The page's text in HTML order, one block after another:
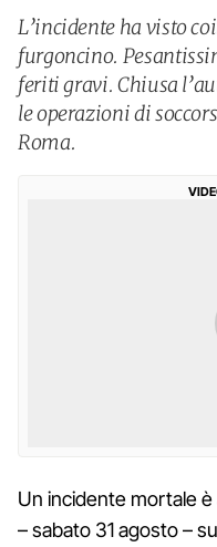
L’incidente ha visto
furgoncino.
feriti gravi. Chiusa
le operazioni di
Roma.
Un incidente mortale
– sabato 31 agosto –